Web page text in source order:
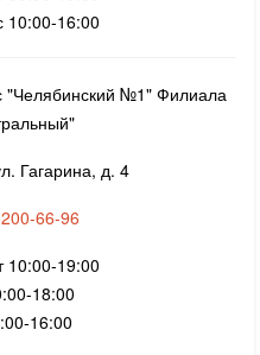
10:00-16:00
№1" Филиала
Гагарина, д. 4
66-96
10:00-19:00
18:00
16:00